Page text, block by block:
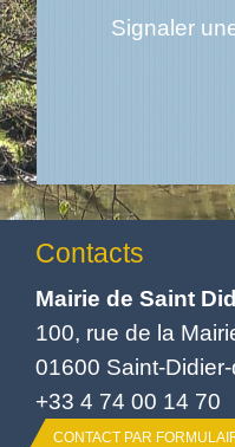
Signaler
Contacts
Mairie de Saint
100, rue de la
01600 Saint-
+33 4 74 00 14 70
CONTACT PAR